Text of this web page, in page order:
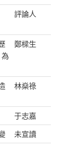
評論人
鄭樑生
林燊祿
于志嘉
未宣讀